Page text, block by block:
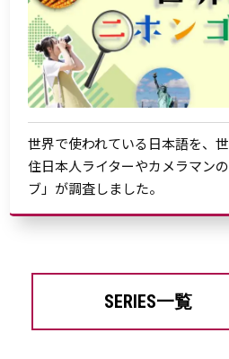
世界で使われている日本語を、
住日本人ライターやカメラマン
ブ」が調査しました。
SERIES一覧